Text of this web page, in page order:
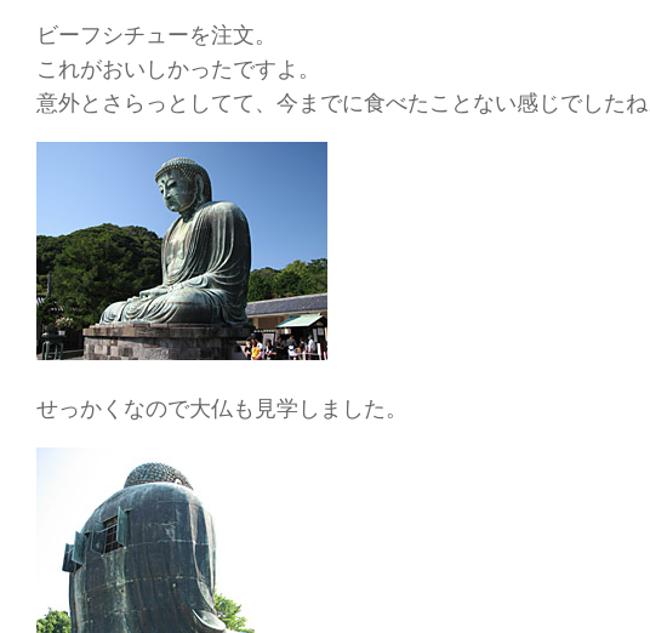
ビーフシチューを注文。
これがおいしかったですよ。
意外とさらっとしてて、今までに食べたことない感じでした
せっかくなので大仏も見学しました。